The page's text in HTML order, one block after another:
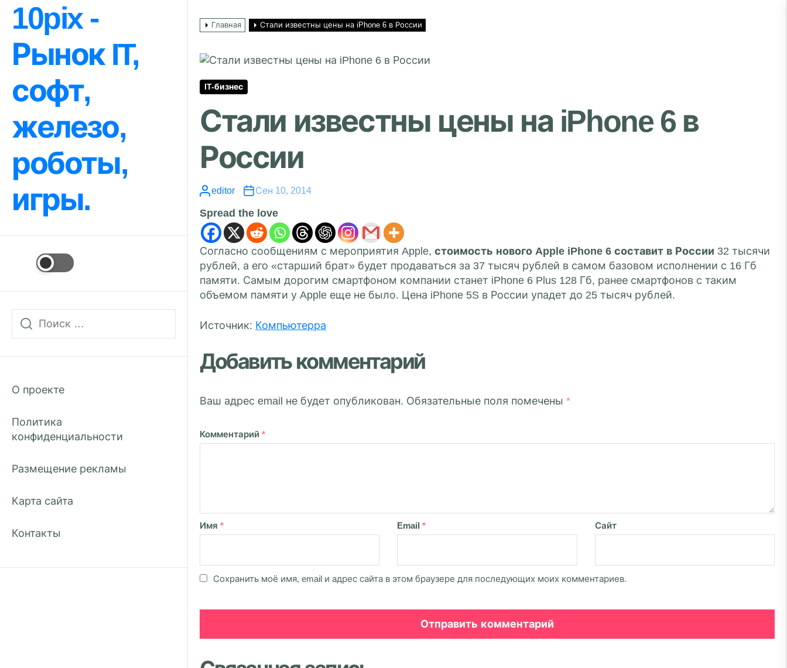
Перейти
содержимому
10pix -
Рынок IT,
софт,
железо,
роботы,
игры.
О проекте
Политика
конфиденциальности
Размещение рекламы
Карта сайта
Контакты
Главная Стали известны цены на iPhone 6 в России
IT-бизнес
Стали известны цены на iPhone 6 в
России
editor Сен 10, 2014
Spread the love
Согласно сообщениям с мероприятия Apple, стоимость нового Apple iPhone 6 составит в России 32 тысячи
рублей, а его «старший брат» будет продаваться за 37 тысяч рублей в самом базовом исполнении с 16 Гб
памяти. Самым дорогим смартфоном компании станет iPhone 6 Plus 128 Гб, ранее смартфонов с таким
объемом памяти у Apple еще не было. Цена iPhone 5S в России упадет до 25 тысяч рублей.
Источник: Компьютерра
Добавить комментарий
Ваш адрес email не будет опубликован. Обязательные поля помечены *
Комментарий *
Имя * Email* Сайт
Сохранить моё имя, email и адрес сайта в этом браузере для последующих моих комментариев.